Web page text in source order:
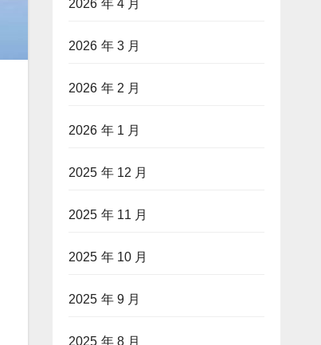
2026 年 4 月
2026 年 3 月
2026 年 2 月
2026 年 1 月
2025 年 12 月
2025 年 11 月
2025 年 10 月
2025 年 9 月
2025 年 8 月